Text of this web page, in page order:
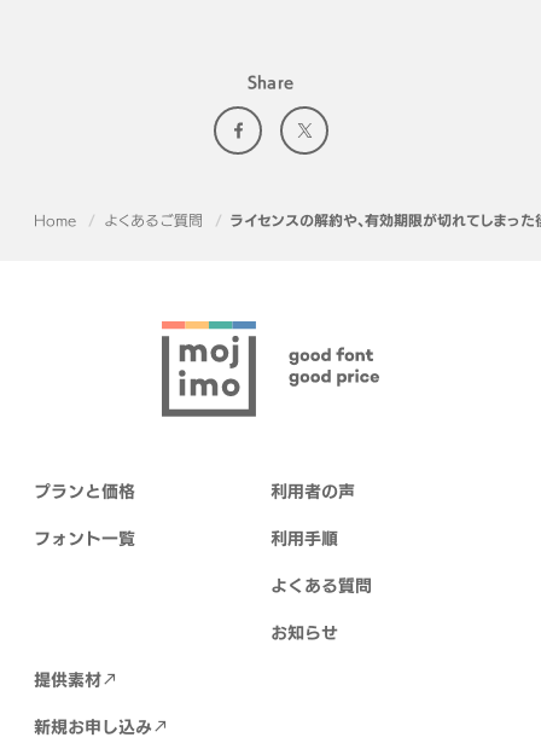
Share
Home よくあるご質問 ライセンスの解約や、有効期限が切れてしまっ
プランと価格
フォント一覧
利用者の声
利用手順
よくある質問
お知らせ
提供素材
新規お申し込み